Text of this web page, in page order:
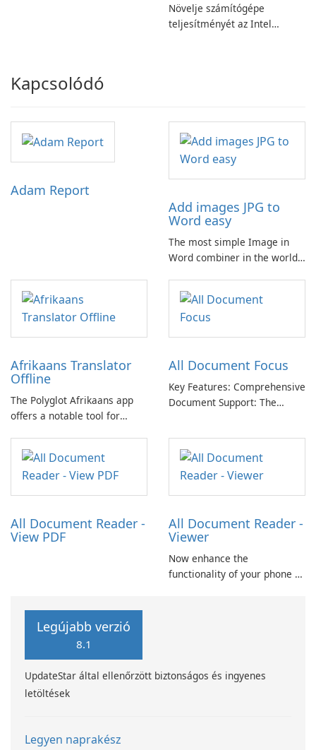
Növelje számítógépe
teljesítményét az Intel
Kapcsolódó
Adam Report
Add images JPG to
Word easy
The most simple Image in
Word combiner in the world
images in one .docx
document for easy sharing 🗐
Lightweight and easy-to-use
app. Only one click for
Afrikaans Translator
Offline
The Polyglot Afrikaans app
offers a notable tool for
English, providing a practical
resource for quick
translations.
All Document Focus
Key Features: Comprehensive
Document Support: The
range of file formats,
allowing users to access and
read PDFs, Word documents,
PowerPoint presentations,
All Document Reader -
View PDF
All Document Reader -
Viewer
Now enhance the
functionality of your phone by
slides.
Legújabb verzió
8.1
UpdateStar által ellenőrzött biztonságos és ingyenes
letöltések
Legyen naprakész